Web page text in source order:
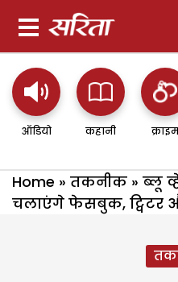
ऑडियो कहानी क्राइम
Home » तकनीक » ब्लू
चलाएंगे फेसबुक, ट्विटर